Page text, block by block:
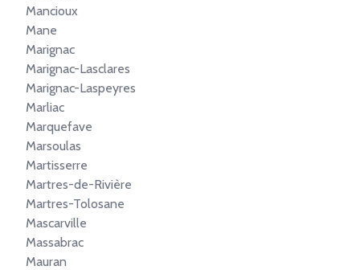
Mancioux
Mane
Marignac
Marignac-Lasclares
Marignac-Laspeyres
Marliac
Marquefave
Marsoulas
Martisserre
Martres-de-Rivière
Martres-Tolosane
Mascarville
Massabrac
Mauran